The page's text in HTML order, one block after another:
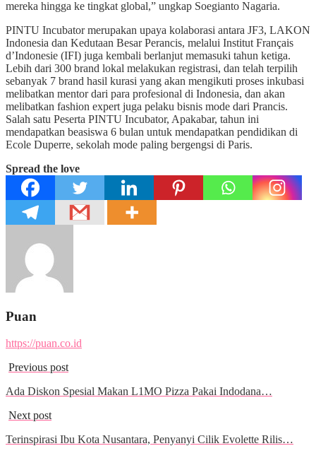
mereka hingga ke tingkat global,” ungkap Soegianto Nagaria.
PINTU Incubator merupakan upaya kolaborasi antara JF3, LAKON
Indonesia dan Kedutaan Besar Perancis, melalui Institut Français
d’Indonesie (IFI) juga kembali berlanjut memasuki tahun ketiga.
Lebih dari 300 brand lokal melakukan registrasi, dan telah terpilih
sebanyak 7 brand hasil kurasi yang akan mengikuti proses inkubasi
melibatkan mentor dari para profesional di Indonesia, dan akan
melibatkan fashion expert juga pelaku bisnis mode dari Prancis.
Salah satu Peserta PINTU Incubator, Apakabar, tahun ini
mendapatkan beasiswa 6 bulan untuk mendapatkan pendidikan di
Ecole Duperre, sekolah mode paling bergengsi di Paris.
Spread the love
Puan
https://puan.co.id
Previous post
Ada Diskon Spesial Makan L1MO Pizza Pakai Indodana…
Next post
Terinspirasi Ibu Kota Nusantara, Penyanyi Cilik Evolette Rilis…